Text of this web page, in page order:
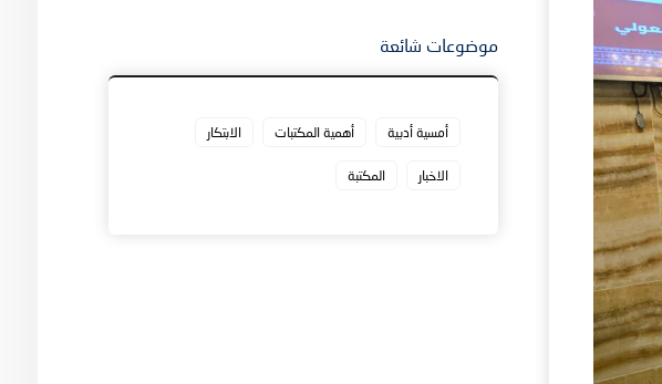
موضوعات شائعة
أمسية أدبية أهمية المكتبات الابتكار
الاخبار المكتبة